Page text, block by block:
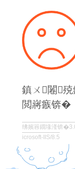
鎮ㄨ闂
閲嶈瘯锛�
绋嬪簭鐗堟湰锛
icrosoft-IIS/8.5